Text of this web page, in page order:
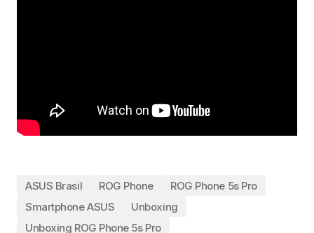
ASUS Brasil ROG Phone
ROG Phone 5s Pro
Smartphone ASUS
Unboxing
Unboxing ROG Phone 5s Pro